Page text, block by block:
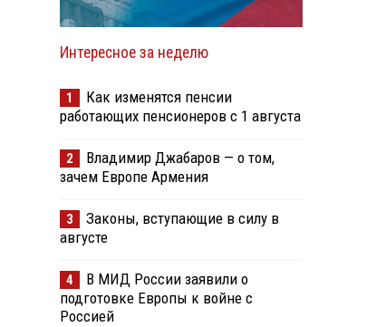
Интересное за неделю
1
Как изменятся пенсии
работающих пенсионеров с 1 августа
2
Владимир Джабаров — о том,
зачем Европе Армения
3
Законы, вступающие в силу в
августе
4
В МИД России заявили о
подготовке Европы к войне с
Россией